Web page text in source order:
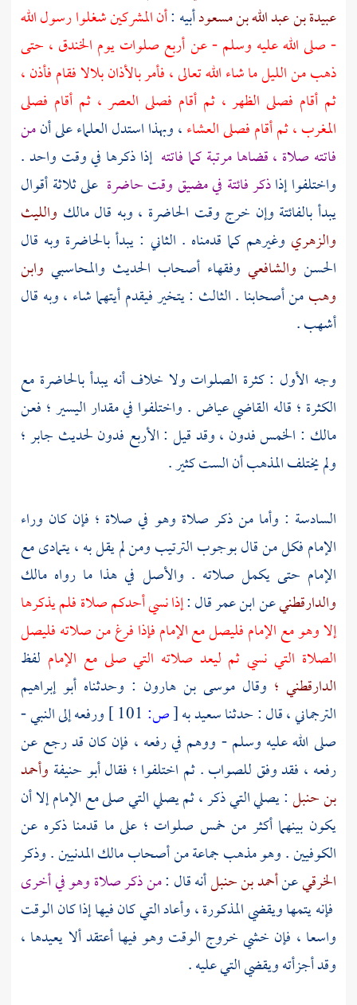
عبيدة بن عبد الله بن مسعودأبيه :أن المشركين شغلوا رسول الله
- صلى الله عليه وسلم - عن أربع صلوات يوم الخندق ، حتى
ذهب من الليل ما شاء الله تعالى ، فأمر بالأذانبلالافقام فأذن ،
ثم أقام فصلى الظهر ، ثم أقام فصلى العصر ، ثم أقام فصلى
المغرب ، ثم أقام فصلى العشاء، وبهذا استدل العلماء على أنمن
فاتته صلاة ، قضاها مرتبة كما فاتته إذا ذكرها في وقت واحد .
واختلفوا إذاذكر فائتة في مضيق وقت حاضرة على ثلاثة أقوال
يبدأ بالفائتة وإن خرج وقت الحاضرة ، وبه قالمالك والليث
والزهري وغيرهم كما قدمناه . الثاني : يبدأ بالحاضرة وبه قال
الحسن والشافعي وفقهاء أصحاب الحديث والمحاسبي وابن
وهبمن أصحابنا . الثالث : يتخير فيقدم أيتهما شاء ، وبه قال
أشهب.
وجه الأول : كثرة الصلوات ولا خلاف أنه يبدأ بالحاضرة مع
الكثرة ؛ قاله القاضي عياض. واختلفوا في مقدار اليسير ؛ فعن
مالك : الخمس فدون ، وقد قيل : الأربع فدون لحديث جابر ؛
ولم يختلف المذهب أن الست كثير .
السادسة : وأما من ذكر صلاة وهو في صلاة ؛ فإن كان وراء
الإمام فكل من قال بوجوب الترتيب ومن لم يقل به ، يتمادى مع
الإمام حتى يكمل صلاته . والأصل في هذا ما رواه مالك
والدارقطنيعنابن عمرقال :إذا نسي أحدكم صلاة فلم يذكرها
إلا وهو مع الإمام فليصل مع الإمام فإذا فرغ من صلاته فليصل
الصلاة التي نسي ثم ليعد صلاته التي صلى مع الإمام لفظ
الدارقطني ؛ وقالموسى بن هارون : وحدثناه أبو إبراهيم
الترجماني ،قال : حدثناسعيدبه[ص:
ورفعه إلى النبي -
صلى الله عليه وسلم - ووهم في رفعه ، فإن كان قد رجع عن
رفعه ، فقد وفق للصواب . ثم اختلفوا ؛ فقالأبو حنيفة وأحمد
بن حنبل: يصلي التي ذكر ، ثم يصلي التي صلى مع الإمام إلا أن
يكون بينهما أكثر من خمس صلوات ؛ على ما قدمنا ذكره عن
الكوفيين. وهو مذهب جماعة من أصحابمالكالمدنيين . وذكر
الخرقيعنأحمد بن حنبلأنه قال :من ذكر صلاة وهو في أخرى
فإنه يتمها ويقضي المذكورة ، وأعاد التي كان فيها إذا كان الوقت
واسعا ، فإن خشي خروج الوقت وهو فيها أعتقد ألا يعيدها ،
وقد أجزأته ويقضي التي عليه .